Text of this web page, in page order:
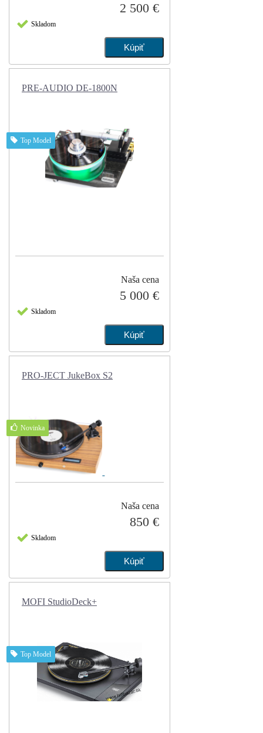
2 500 €
Skladom
PRE-AUDIO DE-1800N
Naša cena
5 000 €
Skladom
Top Model
PRO-JECT JukeBox S2
Naša cena
850 €
Skladom
Novinka
MOFI StudioDeck+
Top Model